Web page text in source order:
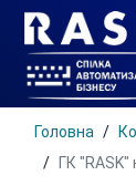
Головна
ГК "RASK"